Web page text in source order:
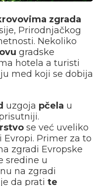
zgrada
Prirodnjačkog
Nekoliko
gradske
hotela a turisti
med koji se dobija
uzgoja pčela u
se već uveliko
Primer za to
zgradi Evropske
sredine u
na zgradi
da prati te